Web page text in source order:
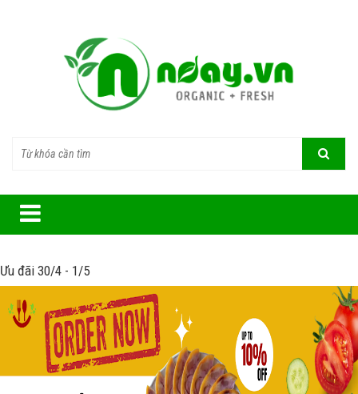
Ưu đãi 30/4 - 1/5